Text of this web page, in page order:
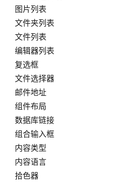
图片列表
文件夹列表
文件列表
编辑器列表
复选框
文件选择器
邮件地址
组件布局
数据库链接
组合输入框
内容类型
内容语言
拾色器